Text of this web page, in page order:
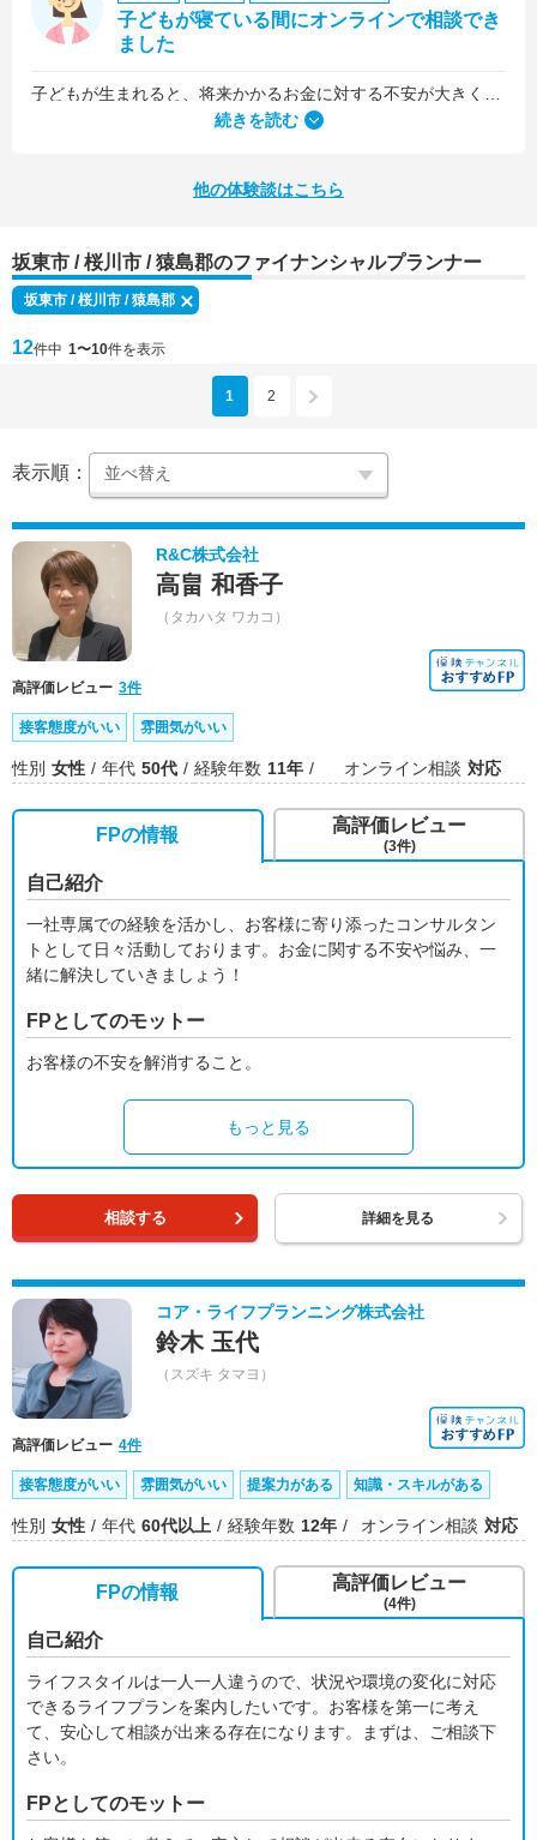
子どもが寝ている間にオンラインで相談でき
ました
何より、とても親身になって対応してくださって大満足。うちと同じように子どもの将来のお金のことで悩んでいる友人にも教えました。
続きを読む
他の体験談はこちら
坂東市 / 桜川市 / 猿島郡のファイナンシャルプランナー
坂東市 / 桜川市 / 猿島郡
12件中 1〜10件を表示
1 2
表示順：
R&C株式会社
高畠 和香子
（タカハタ ワカコ）
高評価レビュー 3件
接客態度がいい 雰囲気がいい
性別 女性 年代 50代 経験年数 11年 オンライン相談 対応
FPの情報
自己紹介
一社専属での経験を活かし、お客様に寄り添ったコンサルタン
トとして日々活動しております。お金に関する不安や悩み、一
緒に解決していきましょう！
FPとしてのモットー
お客様の不安を解消すること。
もっと見る
高評価レビュー
(3件)
相談する 詳細を見る
コア・ライフプランニング株式会社
鈴木 玉代
（スズキ タマヨ）
高評価レビュー 4件
接客態度がいい 雰囲気がいい 提案力がある 知識・スキルがある
性別 女性 年代 60代以上 経験年数 12年 オンライン相談 対応
FPの情報
自己紹介
ライフスタイルは一人一人違うので、状況や環境の変化に対応
できるライフプランを案内したいです。お客様を第一に考え
て、安心して相談が出来る存在になります。まずは、ご相談下
さい。
FPとしてのモットー
高評価レビュー
(4件)